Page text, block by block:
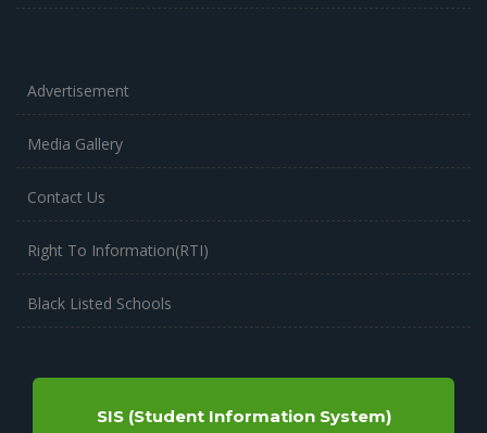
Advertisement
Media Gallery
Contact Us
Right To Information(RTI)
Black Listed Schools
SIS (Student Information System)